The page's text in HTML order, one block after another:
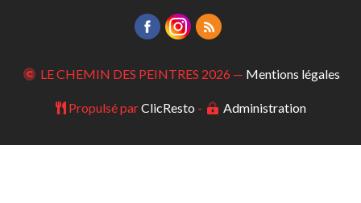
LE CHEMIN DES PEINTRES 2026 — Mentions légales
Propulsé parClicResto - Administration